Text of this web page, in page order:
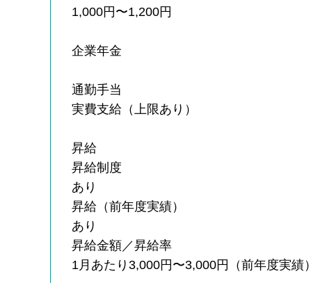
1,000円〜1,200円
企業年金
通勤手当
実費支給（上限あり）
昇給
昇給制度
あり
昇給（前年度実績）
あり
昇給金額／昇給率
1月あたり3,000円〜3,000円（前年度実績）